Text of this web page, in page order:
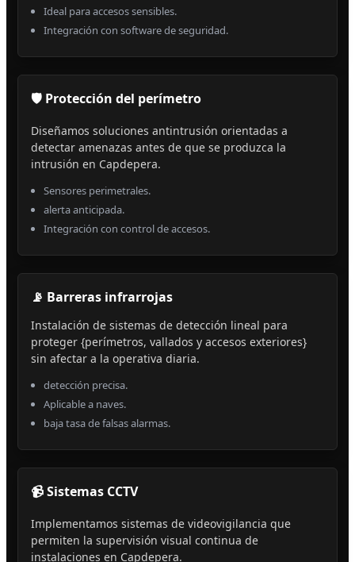
Ideal para accesos sensibles.
Integración con software de seguridad.
🛡️ Protección del perímetro
Diseñamos soluciones antintrusión orientadas a
detectar amenazas antes de que se produzca la
intrusión en Capdepera.
Sensores perimetrales.
alerta anticipada.
Integración con control de accesos.
📡 Barreras infrarrojas
Instalación de sistemas de detección lineal para
proteger {perímetros, vallados y accesos exteriores}
sin afectar a la operativa diaria.
detección precisa.
Aplicable a naves.
baja tasa de falsas alarmas.
📹 Sistemas CCTV
Implementamos sistemas de videovigilancia que
permiten la supervisión visual continua de
instalaciones en Capdepera.